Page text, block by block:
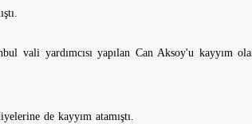
vali yardımcısı yapılan Can Aksoy'u kayyım
de kayyım atamıştı.